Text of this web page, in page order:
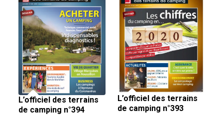
L’officiel des terrains
de camping n°394
L’officiel des terrains
de camping n°393